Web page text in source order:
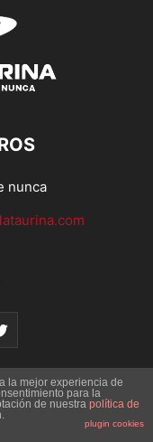
nunca
los derechos
la mejor experiencia de
para la
de nuestra política de
plugin cookies